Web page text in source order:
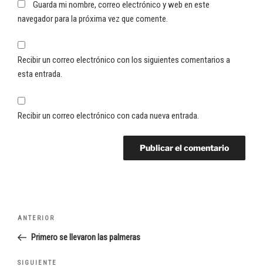
Guarda mi nombre, correo electrónico y web en este
navegador para la próxima vez que comente.
Recibir un correo electrónico con los siguientes comentarios a
esta entrada.
Recibir un correo electrónico con cada nueva entrada.
Navegación
entradas
Entrada
anterior:
ANTERIOR
Primero se llevaron las palmeras
SIGUIENTE